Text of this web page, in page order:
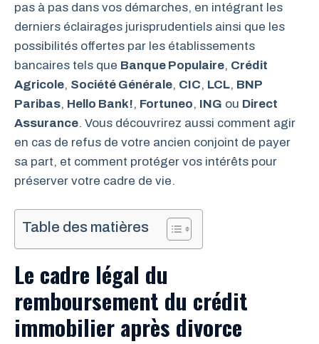
pas à pas dans vos démarches, en intégrant les
derniers éclairages jurisprudentiels ainsi que les
possibilités offertes par les établissements
bancaires tels que Banque Populaire, Crédit
Agricole, Société Générale, CIC, LCL, BNP
Paribas, Hello Bank!, Fortuneo, ING ou Direct
Assurance. Vous découvrirez aussi comment agir
en cas de refus de votre ancien conjoint de payer
sa part, et comment protéger vos intérêts pour
préserver votre cadre de vie.
Table des matières
Le cadre légal du
remboursement du crédit
immobilier après divorce